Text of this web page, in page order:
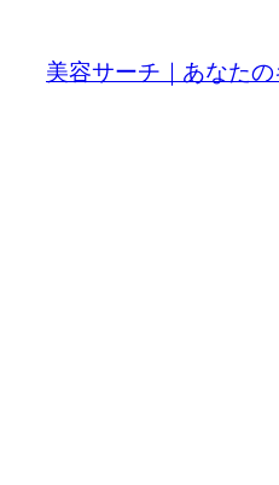
美容サーチ｜あなた